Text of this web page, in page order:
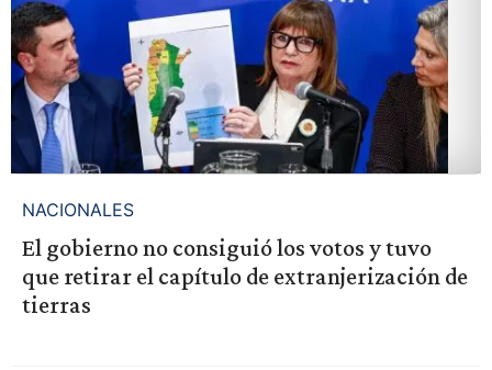
NACIONALES
El gobierno no consiguió los votos y tuvo
que retirar el capítulo de extranjerización de
tierras